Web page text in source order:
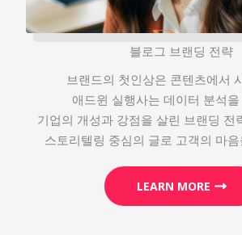
블로그 브랜딩 전략
브랜드의 첫인상은 콘텐츠에서
애드윈 실행사는 데이터 분석
기업의 개성과 강점을 살린 브랜딩 전
스토리텔링 중심의 글로 고객의 마
LEARN MORE